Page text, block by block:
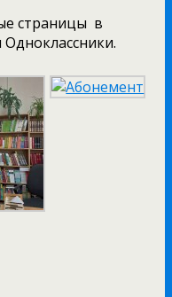
страницы в